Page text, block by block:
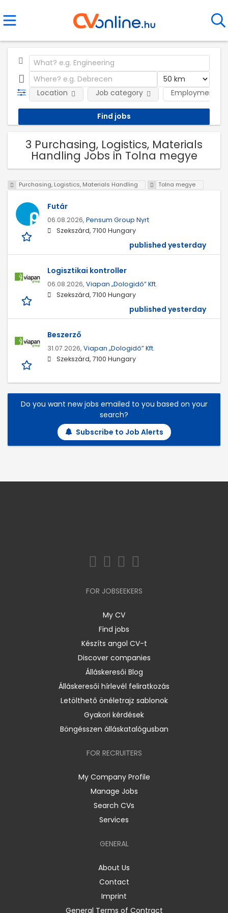
Employment
Location Job category
3 Purchasing, Logistics, Materials
Handling Jobs in Tolna megye
Purchasing, Logistics, Materials Handling Tolna megye
Futár
06.08.2026, Pensum Group Nyrt
Szekszárd, 7100 Hungary
published yesterday
Logisztikai kontroller
06.08.2026, Viapan „Dologidő” Kft.
Szekszárd, 7100 Hungary
published yesterday
Beszerző
31.07.2026, Viapan „Dologidő” Kft.
Szekszárd, 7100 Hungary
Do you want new jobs emailed to you based on your
search?
Subscribe to Job Alerts
FOR JOBSEEKERS
My CV
Find jobs
Készíts angol CV-t
Discover companies
Álláskeresői Blog
Álláskeresői hírlevél feliratkozás
Letölthető önéletrajz sablonok
Gyakori kérdések
Böngésszen álláskatalógusban
FOR RECRUITERS
My Company Profile
Manage Jobs
Search CVs
Services
GENERAL
About Us
Contact
Imprint
General Terms of Contract